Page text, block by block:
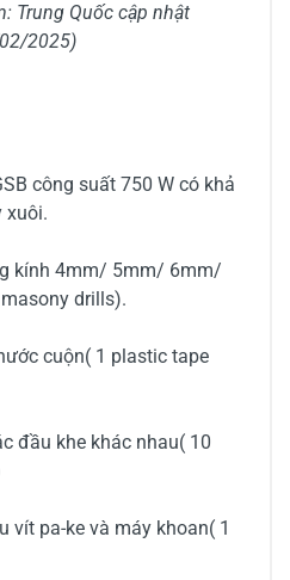
Trung Quốc cập nhật
2025)
công suất 750 W có khả
xuôi.
kính 4mm/ 5mm/ 6mm/
drills).
cuộn( 1 plastic tape
đầu khe khác nhau( 10
vít pa-ke và máy khoan( 1